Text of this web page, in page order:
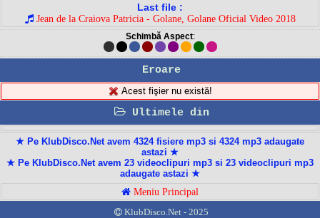
Last file :
Jean de la Craiova Patricia - Golane, Golane Oficial Video 2018
Schimbă Aspect:
Eroare
Acest fişier nu există!
Ultimele din
★ Pe KlubDisco.Net avem 4324 fisiere mp3 si 4324 mp3 adaugate
astazi ★
★ Pe KlubDisco.Net avem 23 videoclipuri mp3 si 23 videoclipuri mp3
adaugate astazi ★
Meniu Principal
KlubDisco.Net - 2025